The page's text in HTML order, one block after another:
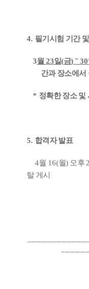
4. 필기시험 기간
3월 23일(금)˜30
간과 장소에서
* 정확한 장소 및
5. 합격자 발표
4월 16(월) 오후
탈 게시